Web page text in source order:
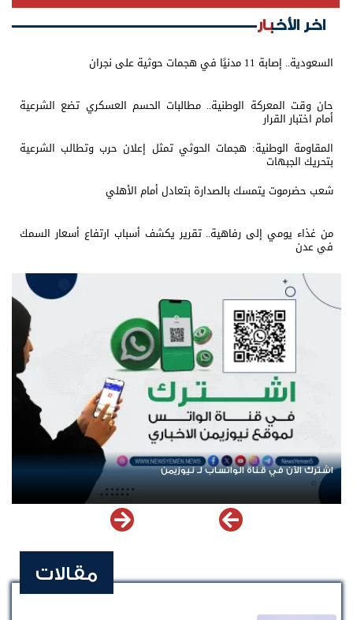
اخر الأخبار
السعودية.. إصابة 11 مدنيًا في هجمات حوثية على نجران
حان وقت المعركة الوطنية.. مطالبات الحسم العسكري تضع الشرعية
أمام اختبار القرار
المقاومة الوطنية: هجمات الحوثي تمثل إعلان حرب وتطالب الشرعية
بتحريك الجبهات
شعب حضرموت يتمسك بالصدارة بتعادل أمام الأهلي
من غذاء يومي إلى رفاهية.. تقرير يكشف أسباب ارتفاع أسعار السمك
في عدن
عودة الرحلات الدولية إلى اليمن.. ادعاء حكومي
مقالات